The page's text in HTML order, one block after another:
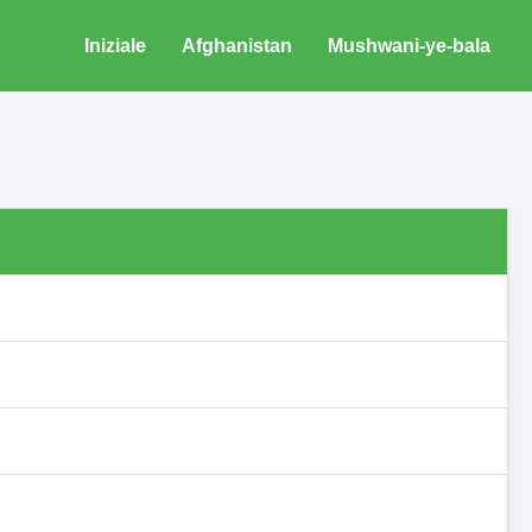
Iniziale Afghanistan Mushwani-ye-bala